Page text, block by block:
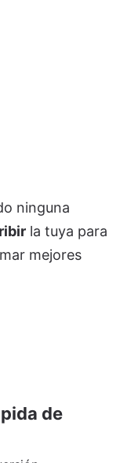
ninguna
la tuya para
mejores
de